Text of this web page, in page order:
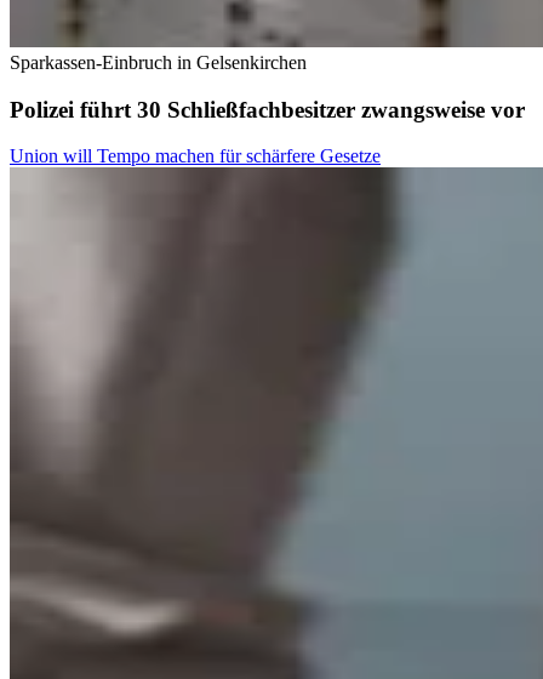
Sparkassen-Einbruch in Gelsenkirchen
Polizei führt 30 Schließfachbesitzer zwangsweise vor
Union will Tempo machen für schärfere Gesetze